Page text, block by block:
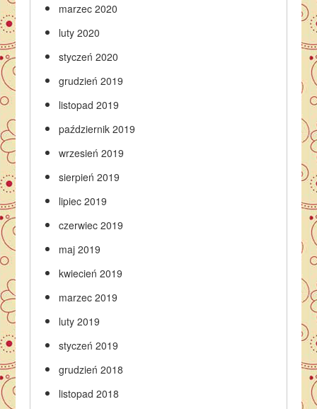
marzec 2020
luty 2020
styczeń 2020
grudzień 2019
listopad 2019
październik 2019
wrzesień 2019
sierpień 2019
lipiec 2019
czerwiec 2019
maj 2019
kwiecień 2019
marzec 2019
luty 2019
styczeń 2019
grudzień 2018
listopad 2018